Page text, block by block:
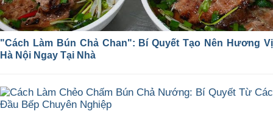
"Cách Làm Bún Chả Chan": Bí Quyết Tạo Nên Hương Vị
Hà Nội Ngay Tại Nhà